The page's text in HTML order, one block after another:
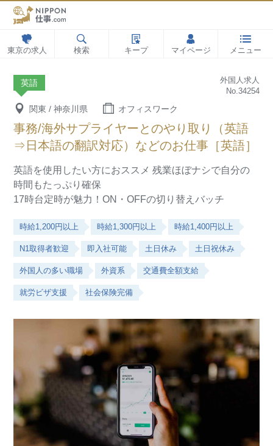
東京の求人 検索 キープ マイページ メニュー
英語
外国人求人
No.34254
関東 / 神奈川県 オフィスワーク
事務/海外サプライヤーとのやり取り（英語
⇒日本語の翻訳対応）などのお仕事［英語］
英語を使用したい方におススメ 残業ほぼナシで自分の
時間もたっぷり確保
17時台定時が魅力！ON・OFFの切り替えバッチ
時給1,200円以上 時給1,300円以上 時給1,400円以上
N1取得者歓迎 即入社可能 土日休み 土日祝休み
外国人の多い職場 外資系 交通費全額支給
就労ビザ支援 社会保険完備